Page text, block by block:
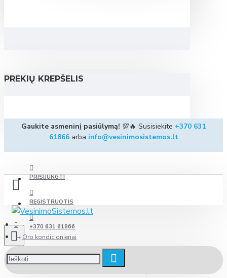
PREKIŲ KREPŠELIS
Gaukite asmeninį pasiūlymą! 💯🔥 Susisiekite +370 631
61866arba info@vesinimosistemos.lt
PRISIJUNGTI
REGISTRUOTIS
+370 631 61866
Oro kondicionieriai